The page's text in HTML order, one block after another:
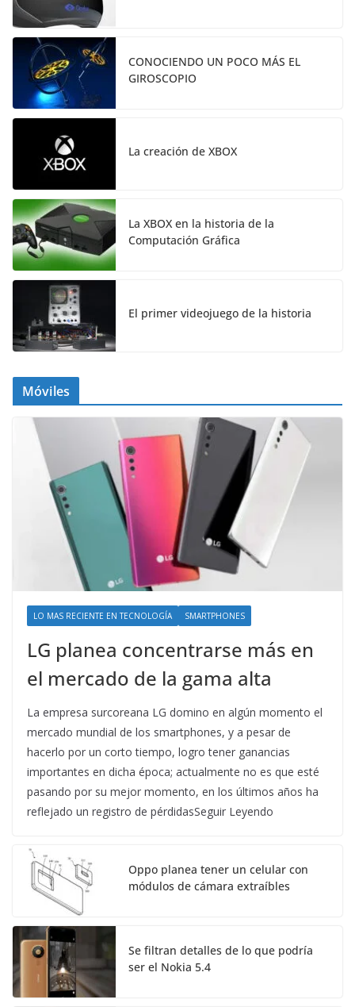
CONOCIENDO UN POCO MÁS EL
GIROSCOPIO
La creación de XBOX
La XBOX en la historia de la
Computación Gráfica
El primer videojuego de la historia
Móviles
LO MAS RECIENTE EN TECNOLOGÍA SMARTPHONES
LG planea concentrarse más en
el mercado de la gama alta
La empresa surcoreana LG domino en algún momento el
mercado mundial de los smartphones, y a pesar de
hacerlo por un corto tiempo, logro tener ganancias
importantes en dicha época; actualmente no es que esté
pasando por su mejor momento, en los últimos años ha
reflejado un registro de pérdidasSeguir Leyendo
Oppo planea tener un celular con
módulos de cámara extraíbles
Se filtran detalles de lo que podría
ser el Nokia 5.4